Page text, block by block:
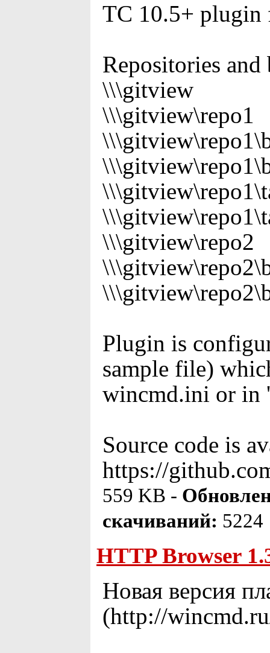
TC 10.5+ plugin
Repositories and
\\\gitview
\\\gitview\repo1
\\\gitview\repo2
Plugin is
sample file)
wincmd.ini or in
Source code is
https://
559 KB -
скачиваний: 5224
HTTP Browser
Новая версия
(http://